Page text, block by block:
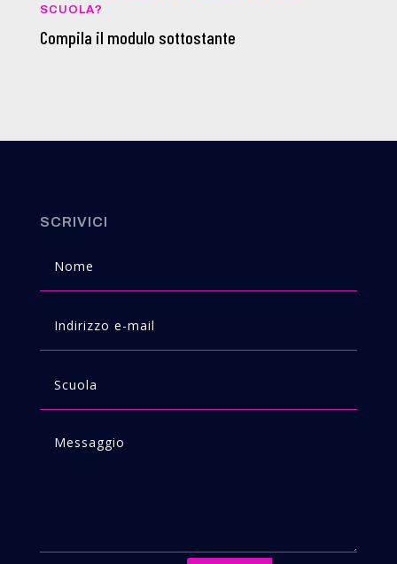
SCUOLA?
Compila il modulo sottostante
SCRIVICI